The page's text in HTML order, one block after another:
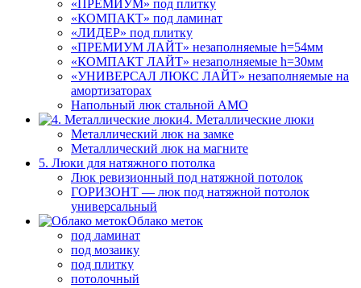
«ПРЕМИУМ» под плитку
«КОМПАКТ» под ламинат
«ЛИДЕР» под плитку
«ПРЕМИУМ ЛАЙТ» незаполняемые h=54мм
«КОМПАКТ ЛАЙТ» незаполняемые h=30мм
«УНИВЕРСАЛ ЛЮКС ЛАЙТ» незаполняемые на
амортизаторах
Напольный люк стальной АМО
4. Металлические люки
Металлический люк на замке
Металлический люк на магните
5. Люки для натяжного потолка
Люк ревизионный под натяжной потолок
ГОРИЗОНТ — люк под натяжной потолок
универсальный
Облако меток
под ламинат
под мозаику
под плитку
потолочный